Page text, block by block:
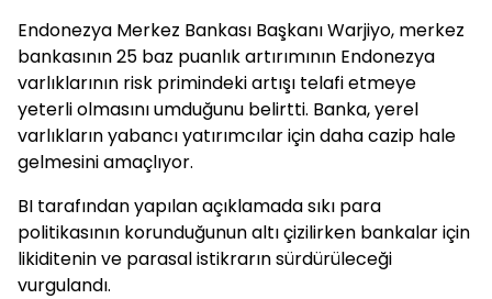
Endonezya Merkez Bankası Başkanı Warjiyo, merkez
bankasının 25 baz puanlık artırımının Endonezya
varlıklarının risk primindeki artışı telafi etmeye
yeterli olmasını umduğunu belirtti. Banka, yerel
varlıkların yabancı yatırımcılar için daha cazip hale
gelmesini amaçlıyor.
BI tarafından yapılan açıklamada sıkı para
politikasının korunduğunun altı çizilirken bankalar için
likiditenin ve parasal istikrarın sürdürüleceği
vurgulandı.